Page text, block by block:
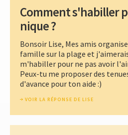
Comment s'habiller
nique ?
Bonsoir Lise, Mes amis
famille sur la plage et
m'habiller pour ne pas avoir
Peux-tu me proposer des
d'avance pour ton aide :)
VOIR LA RÉPONSE DE LISE